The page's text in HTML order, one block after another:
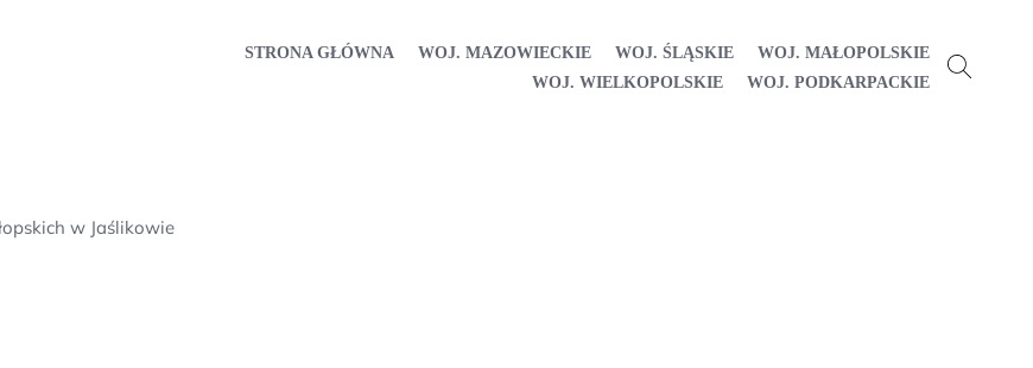
STRONA GŁÓWNA WOJ. MAZOWIECKIE WOJ. ŚLĄSKIE
WOJ. MAŁOPOLSKIE
WOJ. WIELKOPOLSKIE
WOJ. PODKARPACKIE
w Jaślikowie